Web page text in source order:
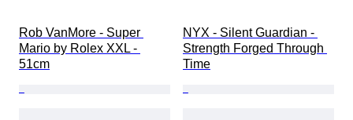
Rob VanMore - Super
Mario by Rolex XXL -
51cm
NYX - Silent Guardian -
Strength Forged Through
Time